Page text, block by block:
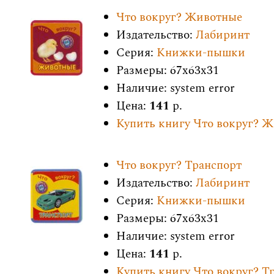
Что вокруг? Животные
Издательство: Лабиринт
Серия: Книжки-пышки
Размеры: 67x63x31
Наличие: system error
Цена: 141 р.
Купить книгу Что вокруг?
Что вокруг? Транспорт
Издательство: Лабиринт
Серия: Книжки-пышки
Размеры: 67x63x31
Наличие: system error
Цена: 141 р.